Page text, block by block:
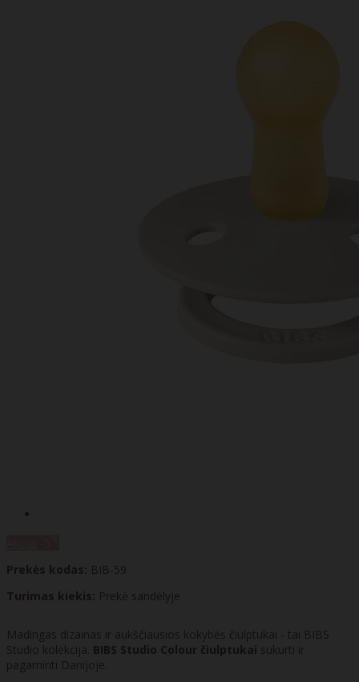
Prekės kodas: BIB-59
Turimas kiekis: Prekė sandėlyje
Madingas dizainas ir aukščiausios kokybės čiulptukai - tai BIBS
Studio kolekcija. BIBS Studio Colour čiulptukai sukurti ir
pagaminti Danijoje.